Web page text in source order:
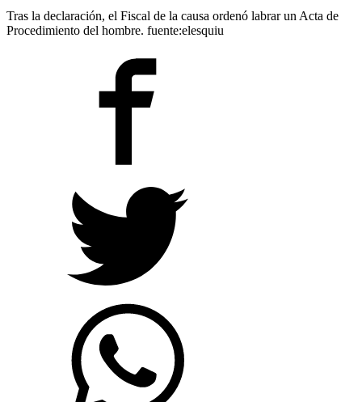
Tras la declaración, el Fiscal de la causa ordenó labrar un Acta de
Procedimiento del hombre. fuente:elesquiu